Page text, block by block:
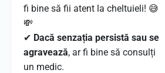
fi bine să fii atent la cheltuieli! 😅
💸
✔ Dacă senzația persistă sau se
agravează, ar fi bine să consulți
un medic.